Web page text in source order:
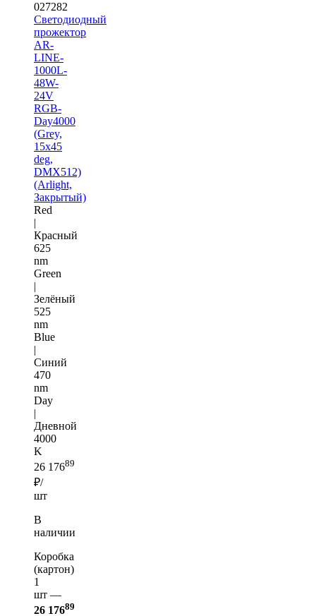
027282
Светодиодный
прожектор
AR-
LINE-
1000L-
48W-
24V
RGB-
Day4000
(Grey,
15x45
deg,
DMX512)
(Arlight,
Закрытый)
Red
|
Красный
625
nm
Green
|
Зелёный
525
nm
Blue
|
Синий
470
nm
Day
|
Дневной
4000
K
26 17689
₽/
шт
В
наличии
Коробка
(картон)
1
шт —
26 17689